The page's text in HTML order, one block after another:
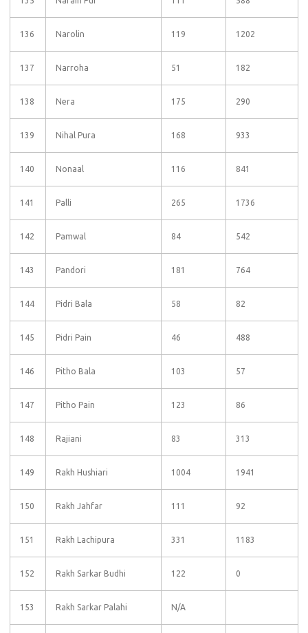
136 Narolin 119 1202
137 Narroha 51 182
138 Nera 175 290
139 Nihal Pura 168 933
140 Nonaal 116 841
141 Palli 265 1736
142 Pamwal 84 542
143 Pandori 181 764
144 Pidri Bala 58 82
145 Pidri Pain 46 488
146 Pitho Bala 103 57
147 Pitho Pain 123 86
148 Rajiani 83 313
149 Rakh Hushiari 1004 1941
150 Rakh Jahfar 111 92
151 Rakh Lachipura 331 1183
152 Rakh Sarkar Budhi 122 0
153 Rakh Sarkar Palahi N/A